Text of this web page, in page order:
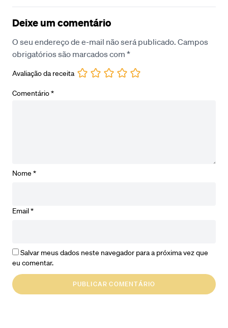
Deixe um comentário
O seu endereço de e-mail não será publicado. Campos
obrigatórios são marcados com *
Avaliação da receita
Comentário*
Nome *
Email*
Salvar meus dados neste navegador para a próxima vez que
eu comentar.